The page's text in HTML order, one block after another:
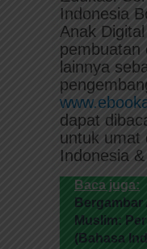
Indonesia
Anak
pembuatan
lainnya
dapat
untuk umat
Indonesia &
Baca juga:
Bergambar
Muslim:
(Bahasa